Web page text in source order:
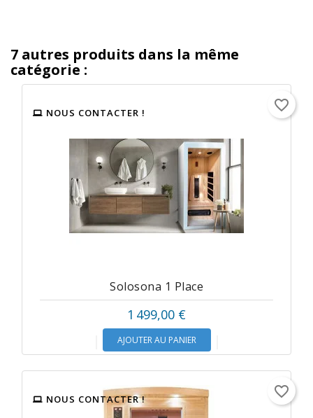
7 autres produits dans la même
catégorie :
NOUS CONTACTER !
Solosona 1 Place
1 499,00 €
AJOUTER AU PANIER
favorite_border
NOUS CONTACTER ! favorite_border